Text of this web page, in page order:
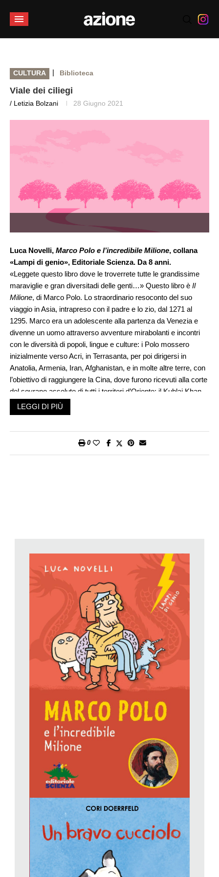
CULTURA | Biblioteca
Viale dei ciliegi
/ Letizia Bolzani 28 Giugno 2021
Luca Novelli, Marco Polo e l’incredibile Milione, collana
«Lampi di genio», Editoriale Scienza. Da 8 anni.
«Leggete questo libro dove le troverrete tutte le grandissime
maraviglie e gran diversitadi delle genti…» Questo libro è Il
Milione, di Marco Polo. Lo straordinario resoconto del suo
viaggio in Asia, intrapreso con il padre e lo zio, dal 1271 al
1295. Marco era un adolescente alla partenza da Venezia e
divenne un uomo attraverso avventure mirabolanti e incontri
con le diversità di popoli, lingue e culture: i Polo mossero
inizialmente verso Acri, in Terrasanta, per poi dirigersi in
Anatolia, Armenia, Iran, Afghanistan, e in molte altre terre, con
l’obiettivo di raggiungere la Cina, dove furono ricevuti alla corte
del sovrano assoluto di tutti i territori d’Oriente: il Kublai Khan.
«Kublai molto mostrò grande alegrezza, e dimandò chi era
quel giovane ch’era con loro. Niccolò rispose: “Egli è vostro
benvenuto, e molto mi piace”». Marco si guadagnò la stima del
sono anche il contenuto di un libro per ragazzi appena uscito
nella collana «Lampi di genio» di Editoriale Scienza.
Questa collana comprende biografie scritte e illustrate da Luca
Novelli, divulgatore scientifico di grande esperienza. I
personaggi da lui raccontati nei «Lampi» sono ormai molti, e
sono tradotti in più di venti lingue: dopo aver dato voce a filosofi
come Aristotele o Pitagora, o a scienziati come Lorenz,
Newton, Edison, Tesla, Mendel, Hawking e tanti altri ecco il
«Lampo» dedicato a Marco Polo. Un Marco Polo ragazzo che
si racconta ai ragazzi. Un Marco Polo che con il suo libro ha
regalato al mondo «l’idea che sotto ogni cielo c’è una sola
Questo delizioso albo è la dimostrazione di come si possa
raccontare una storia bella, appassionante e commovente con
pochissime parole e in totale semplicità.
C’è un cagnolino, un cucciolo randagio. E c’è una bimba, sul
seggiolino della bicicletta della sua mamma, che lo nota,
mentre la sua mamma pedalando sfreccia nel traffico. La
bimba lo saluta e gli sorride, il cucciolo nota la bimba, si
accende una scintilla di amore, ma la bimba non può fermarsi,
non è lei che pedala, lei è solo una bimba su un seggiolino di
bicicletta. Il cucciolo non si arrende, la segue, la perde di vista,
si smarrisce, si spaventa tra le auto che gli rombano accanto,
la ritrova in una pasticceria, dove lui riesce a rubare un po’ di
cibo, perché ha tanta fame, ma viene sgridato, poi la segue
ancora, tra varie peripezie, fino al parco giochi, che bello
giocare con i bambini, ma viene sera, vanno tutti via, però la
LEGGI DI PIÙ
0